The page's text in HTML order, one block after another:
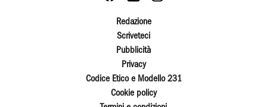
Redazione
Scriveteci
Pubblicità
Privacy
Codice Etico e Modello 231
Cookie policy